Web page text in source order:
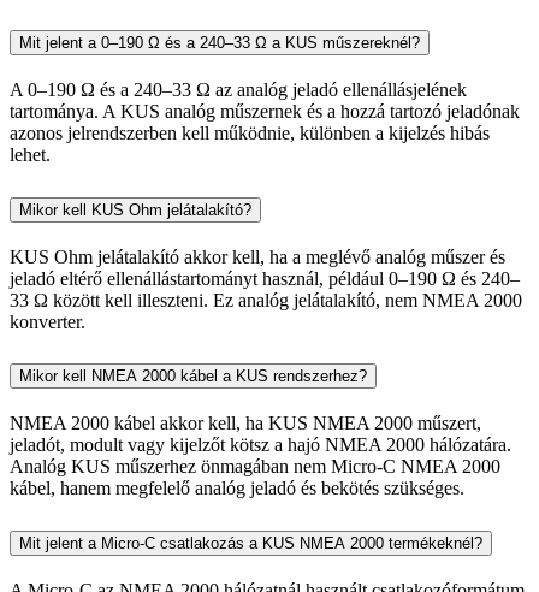
Mit jelent a 0–190 Ω és a 240–33 Ω a KUS műszereknél?
A 0–190 Ω és a 240–33 Ω az analóg jeladó ellenállásjelének
tartománya. A KUS analóg műszernek és a hozzá tartozó jeladónak
azonos jelrendszerben kell működnie, különben a kijelzés hibás
lehet.
Mikor kell KUS Ohm jelátalakító?
KUS Ohm jelátalakító akkor kell, ha a meglévő analóg műszer és
jeladó eltérő ellenállástartományt használ, például 0–190 Ω és 240–
33 Ω között kell illeszteni. Ez analóg jelátalakító, nem NMEA 2000
konverter.
Mikor kell NMEA 2000 kábel a KUS rendszerhez?
NMEA 2000 kábel akkor kell, ha KUS NMEA 2000 műszert,
jeladót, modult vagy kijelzőt kötsz a hajó NMEA 2000 hálózatára.
Analóg KUS műszerhez önmagában nem Micro-C NMEA 2000
kábel, hanem megfelelő analóg jeladó és bekötés szükséges.
Mit jelent a Micro-C csatlakozás a KUS NMEA 2000 termékeknél?